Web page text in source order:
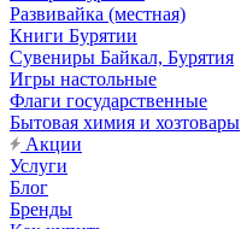
Развивайка (местная)
Книги Бурятии
Сувениры Байкал, Бурятия
Игры настольные
Флаги государственные
Бытовая химия и хозтовары
Акции
Услуги
Блог
Бренды